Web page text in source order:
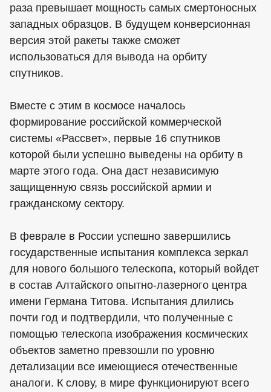
раза превышает мощность самых смертоносных
западных образцов. В будущем конверсионная
версия этой ракеты также сможет
использоваться для вывода на орбиту
спутников.
Вместе с этим в космосе началось
формирование российской коммерческой
системы «Рассвет», первые 16 спутников
которой были успешно выведены на орбиту в
марте этого года. Она даст независимую
защищенную связь российской армии и
гражданскому сектору.
В феврале в России успешно завершились
государственные испытания комплекса зеркал
для нового большого телескопа, который войдет
в состав Алтайского опытно-лазерного центра
имени Германа Титова. Испытания длились
почти год и подтвердили, что полученные с
помощью телескопа изображения космических
объектов заметно превзошли по уровню
детализации все имеющиеся отечественные
аналоги. К слову, в мире функционируют всего